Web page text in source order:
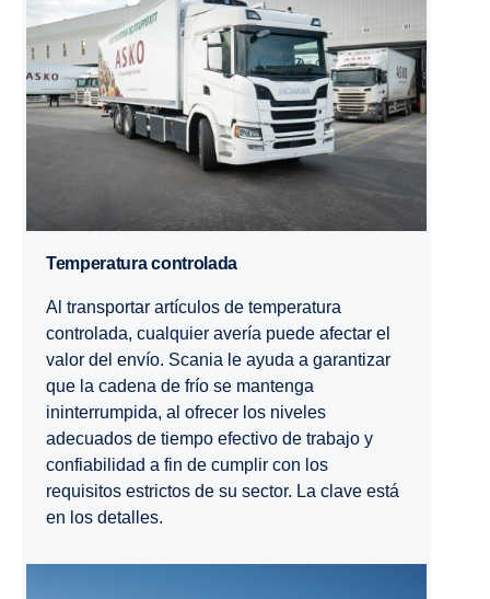
Temperatura controlada
Al transportar artículos de temperatura
controlada, cualquier avería puede afectar el
valor del envío. Scania le ayuda a garantizar
que la cadena de frío se mantenga
ininterrumpida, al ofrecer los niveles
adecuados de tiempo efectivo de trabajo y
confiabilidad a fin de cumplir con los
requisitos estrictos de su sector. La clave está
en los detalles.